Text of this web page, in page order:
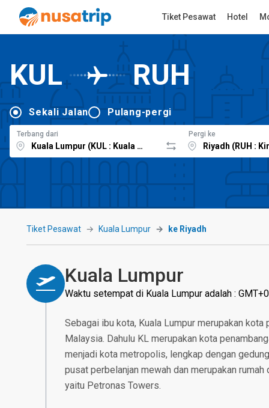
Tiket Pesawat Hotel
KUL RUH
Sekali Jalan Pulang-pergi
Terbang dari Pergi ke
Tiket Pesawat Kuala Lumpur ke Riyadh
Kuala Lumpur
Waktu setempat di Kuala Lumpur adalah :
Sebagai ibu kota, Kuala Lumpur merupakan
Malaysia. Dahulu KL merupakan kota
menjadi kota metropolis, lengkap dengan
pusat perbelanjan mewah dan merupakan
yaitu Petronas Towers.